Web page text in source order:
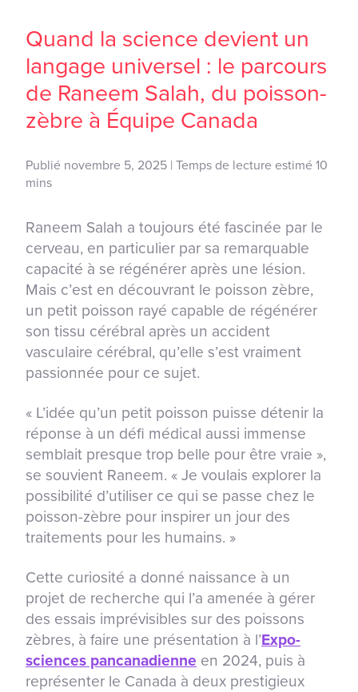
Quand la science devient un
langage universel : le parcours
de Raneem Salah, du poisson-
zèbre à Équipe Canada
Publié novembre 5, 2025 | Temps de lecture estimé 10
mins
Raneem Salah a toujours été fascinée par le
cerveau, en particulier par sa remarquable
capacité à se régénérer après une lésion.
Mais c’est en découvrant le poisson zèbre,
un petit poisson rayé capable de régénérer
son tissu cérébral après un accident
vasculaire cérébral, qu’elle s’est vraiment
passionnée pour ce sujet.
« L’idée qu’un petit poisson puisse détenir la
réponse à un défi médical aussi immense
semblait presque trop belle pour être vraie »,
se souvient Raneem. « Je voulais explorer la
possibilité d’utiliser ce qui se passe chez le
poisson-zèbre pour inspirer un jour des
traitements pour les humains. »
Cette curiosité a donné naissance à un
projet de recherche qui l’a amenée à gérer
des essais imprévisibles sur des poissons
zèbres, à faire une présentation à l’Expo-
sciences pancanadienne en 2024, puis à
représenter le Canada à deux prestigieux